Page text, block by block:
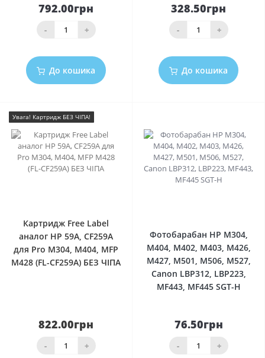
792.00грн
- +
До кошика
328.50грн
- +
До кошика
Увага! Картридж БЕЗ ЧІПА!
Картридж Free Label
аналог HP 59A, CF259A
для Pro M304, M404, MFP
M428 (FL-CF259A) БЕЗ ЧІПА
822.00грн
- +
Фотобарабан HP M304,
M404, M402, M403, M426,
M427, M501, M506, M527,
Canon LBP312, LBP223,
MF443, MF445 SGT-H
76.50грн
- +